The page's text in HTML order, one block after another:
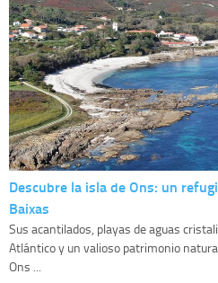
Descubre la isla de Ons: un
Baixas
Sus acantilados, playas de aguas
Atlántico y un valioso patrimonio
Ons ...